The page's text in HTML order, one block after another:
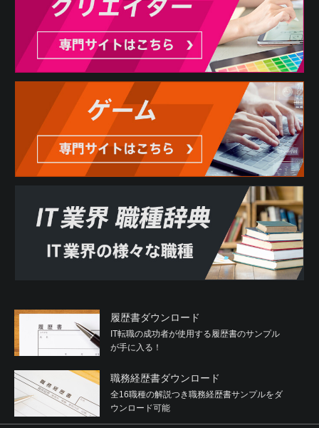
履歴書ダウンロード
IT転職の成功者が使用する履歴書のサンプル
が手に入る！
職務経歴書ダウンロード
全16職種の解説つき職務経歴書サンプルをダ
ウンロード可能